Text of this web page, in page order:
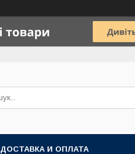
ДОСТАВКА И ОПЛАТА